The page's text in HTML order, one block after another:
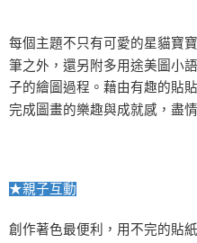
每個主題不只有可愛的星貓寶
筆之外，還另附多用途美圖小
子的繪圖過程。藉由有趣的貼
完成圖畫的樂趣與成就感，盡
★親子互動
創作著色最便利，用不完的貼